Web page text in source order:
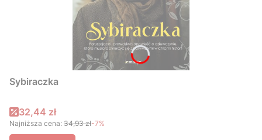
Sybiraczka
Cena promocyjna
32,44 zł
Najniższa cena: 34,93 zł-7%